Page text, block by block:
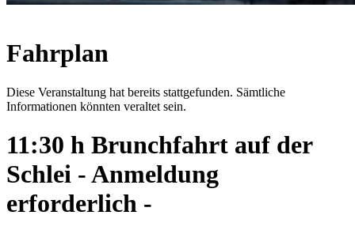
Fahrplan
Diese Veranstaltung hat bereits stattgefunden. Sämtliche
Informationen könnten veraltet sein.
11:30 h Brunchfahrt auf der
Schlei - Anmeldung
erforderlich -